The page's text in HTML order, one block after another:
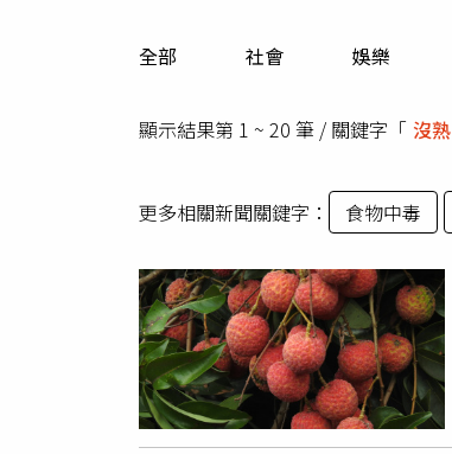
全部 社會 娛樂
顯示結果第 1 ~ 20 筆 / 關鍵字「 沒熟
更多相關新聞關鍵字： 食物中毒